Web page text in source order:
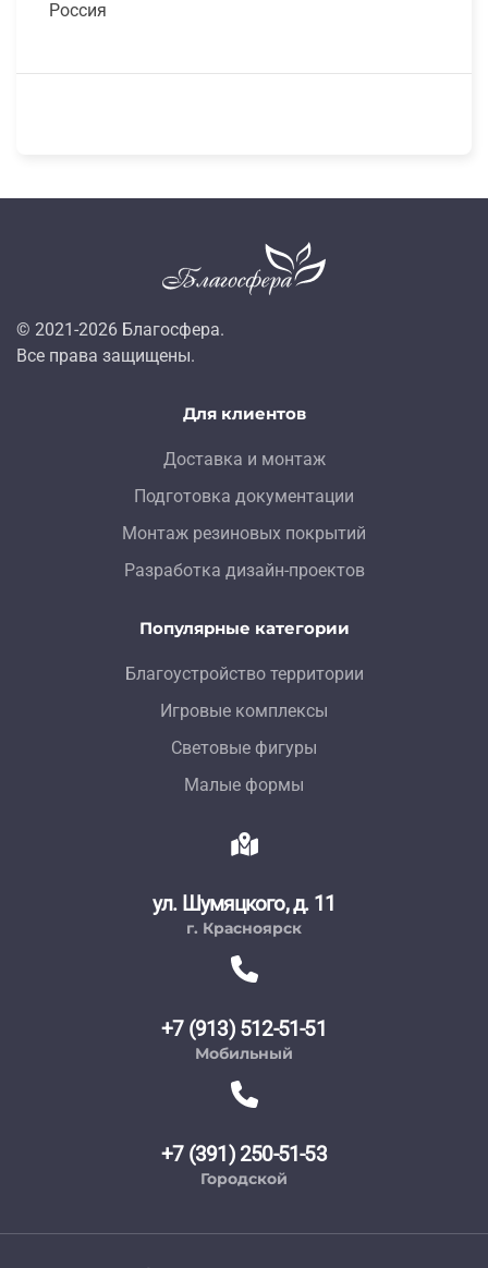
Россия
© 2021-2026 Благосфера.
Все права защищены.
Для клиентов
Доставка и монтаж
Подготовка документации
Монтаж резиновых покрытий
Разработка дизайн-проектов
Популярные категории
Благоустройство территории
Игровые комплексы
Световые фигуры
Малые формы
ул. Шумяцкого, д. 11
г. Красноярск
+7 (913) 512-51-51
Мобильный
+7 (391) 250-51-53
Городской